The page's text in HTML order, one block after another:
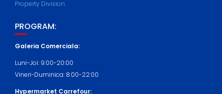
Property Division
PROGRAM:
Galeria Comerciala:
Luni-Joi: 9:00-20:00
Vineri-Duminica: 8:00-22:00
Hypermarket Carrefour: